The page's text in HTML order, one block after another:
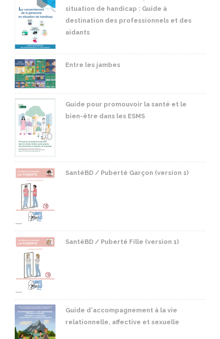
situation de handicap : Guide à
destination des professionnels et des
aidants
Entre les jambes
Guide pour promouvoir la santé et le
bien-être dans les ESMS
SantéBD / Puberté Garçon (version 1)
SantéBD / Puberté Fille (version 1)
Guide d'accompagnement à la vie
relationnelle, affective et sexuelle